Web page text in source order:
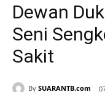
Dewan
Seni
Sakit
By SUARANTB.com